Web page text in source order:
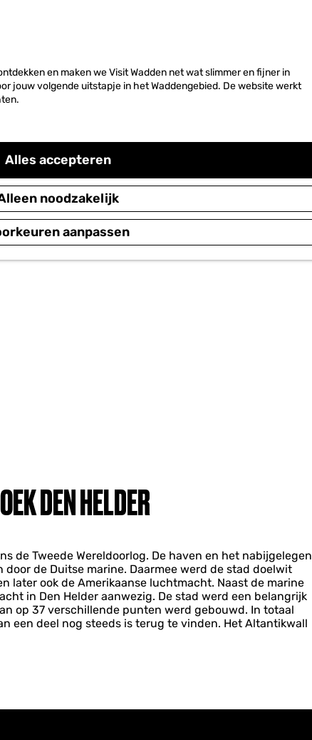
en maken we Visit Wadden net wat slimmer en fijner in
jouw volgende uitstapje in het Waddengebied. De website werkt
Alles accepteren
noodzakelijk
aanpassen
DEN HELDER
de Tweede Wereldoorlog. De haven en het nabijgelegen
de Duitse marine. Daarmee werd de stad doelwit
later ook de Amerikaanse luchtmacht. Naast de marine
in Den Helder aanwezig. De stad werd een belangrijk
op 37 verschillende punten werd gebouwd. In totaal
een deel nog steeds is terug te vinden. Het Altantikwall